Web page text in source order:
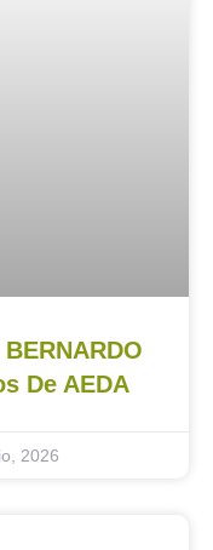
De AEDA
2026